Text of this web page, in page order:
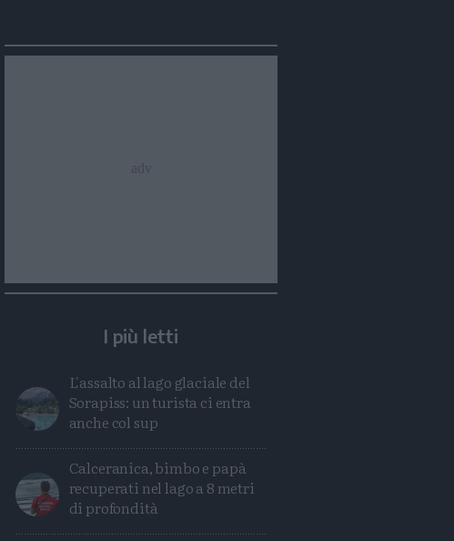
I più letti
L'assalto al lago glaciale del
Sorapiss: un turista ci entra
anche col sup
Calceranica, bimbo e papà
recuperati nel lago a 8 metri
di profondità